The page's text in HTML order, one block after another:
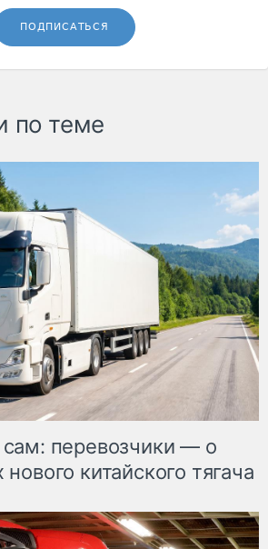
ПОДПИСАТЬСЯ
по теме
перевозчики — о
китайского тягача